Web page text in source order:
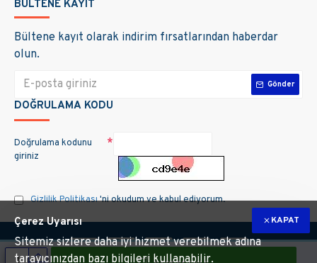
BÜLTENE KAYIT
Bültene kayıt olarak indirim fırsatlarından haberdar
olun.
Gönder
DOĞRULAMA KODU
Doğrulama kodunu
giriniz
Gizlilik Politikası'ni okudum ve kabul ediyorum.
KAPAT
Çerez Uyarısı
Sitemiz sizlere daha iyi hizmet verebilmek adına
tarayıcınızdan bazı bilgileri kullanabilir.